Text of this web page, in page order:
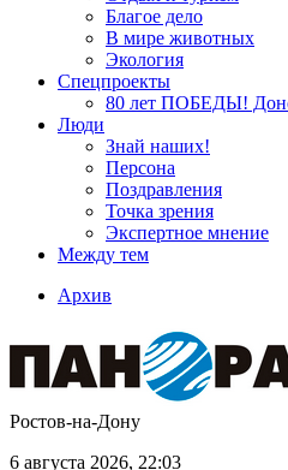
Благое дело
В мире животных
Экология
Спецпроекты
80 лет ПОБЕДЫ!
Люди
Знай наших!
Персона
Поздравления
Точка зрения
Экспертное мнение
Между тем
Архив
Ростов-на-Дону
6 августа 2026, 22:03